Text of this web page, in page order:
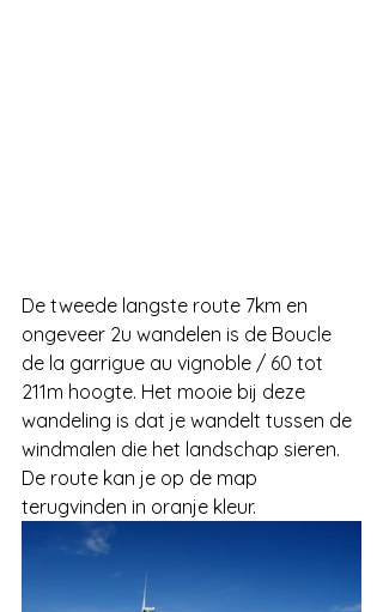
De tweede langste route 7km en
ongeveer 2u wandelen is de Boucle
de la garrigue au vignoble / 60 tot
211m hoogte. Het mooie bij deze
wandeling is dat je wandelt tussen de
windmalen die het landschap sieren.
De route kan je op de map
terugvinden in oranje kleur.